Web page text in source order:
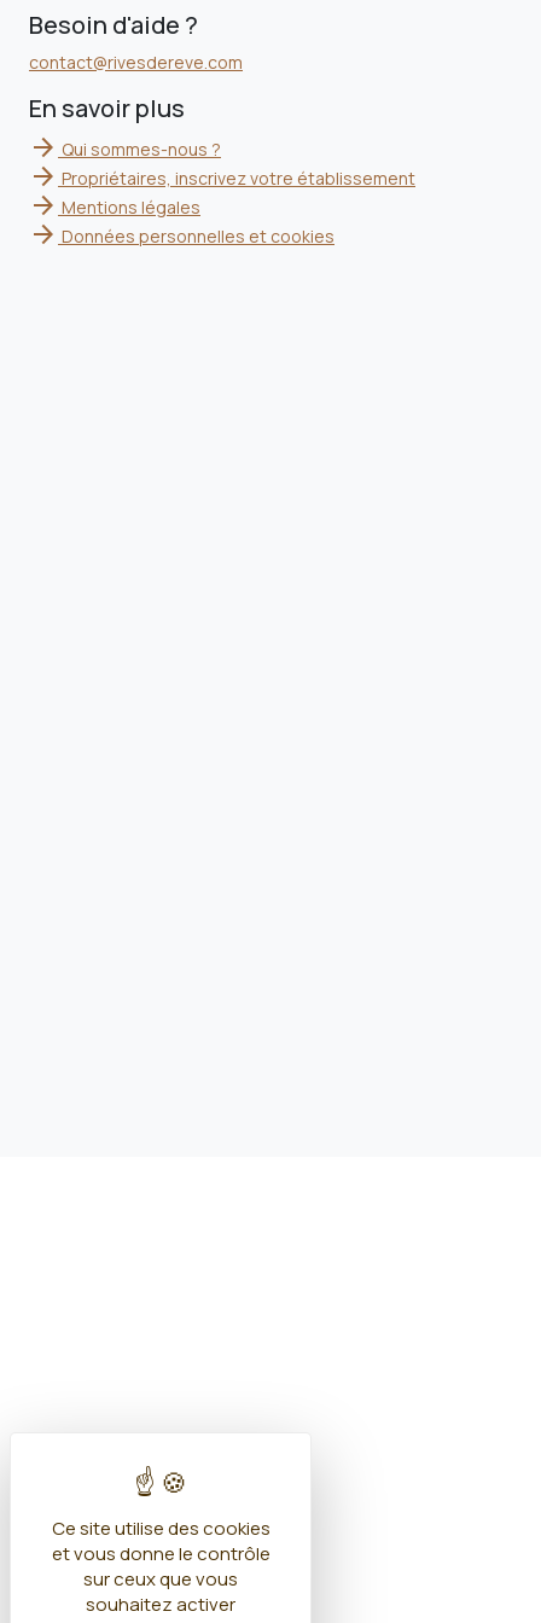
Besoin d'aide ?
contact@rivesdereve.com
En savoir plus
arrow_forward Qui sommes-nous ?
arrow_forward Propriétaires, inscrivez votre établissement
arrow_forward Mentions légales
arrow_forward Données personnelles et cookies
Ce site utilise des cookies
et vous donne le contrôle
sur ceux que vous
souhaitez activer